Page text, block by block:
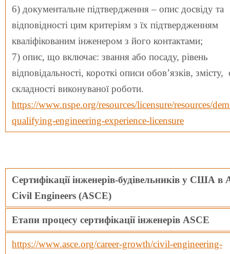
6) документальне підтвердження – опис досвіду та
відповідності цим критеріям з їх підтвердженням
кваліфікованим інженером з його контактами;
7) опис, що включає: звання або посаду, рівень
відповідальності, короткі описи обов’язків, змісту,
складності виконуваної роботи.
https://www.nspe.org/resources/licensure/resources/
qualifying-engineering-experience-licensure
Сертифікації інженерів-будівельників у США в
Civil Engineers (ASCE)
Етапи процесу сертифікації інженерів ASCE
https://www.asce.org/career-growth/civil-engineering-